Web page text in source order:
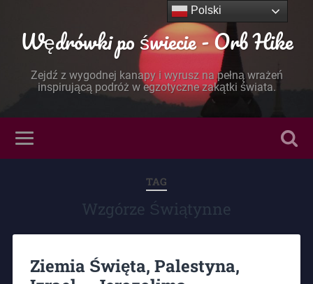
Wędrówki po świecie - Orb Hike
Zejdź z wygodnej kanapy i wyrusz na pełną wrażeń
inspirującą podróż w egzotyczne zakątki świata.
TAG
Wzgórze Świątynne
Ziemia Święta, Palestyna,
Polski